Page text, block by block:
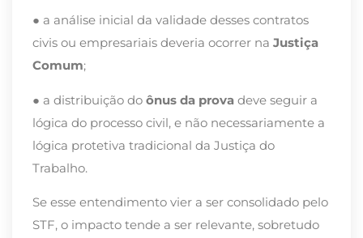
● a análise inicial da validade desses contratos
civis ou empresariais deveria ocorrer na Justiça
Comum;
● a distribuição do ônus da prova deve seguir a
lógica do processo civil, e não necessariamente a
lógica protetiva tradicional da Justiça do
Trabalho.
Se esse entendimento vier a ser consolidado pelo
STF, o impacto tende a ser relevante, sobretudo